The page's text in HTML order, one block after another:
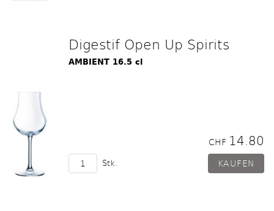
Digestif Open Up Spirits
AMBIENT 16.5 cl
CHF 14.80
Stk.